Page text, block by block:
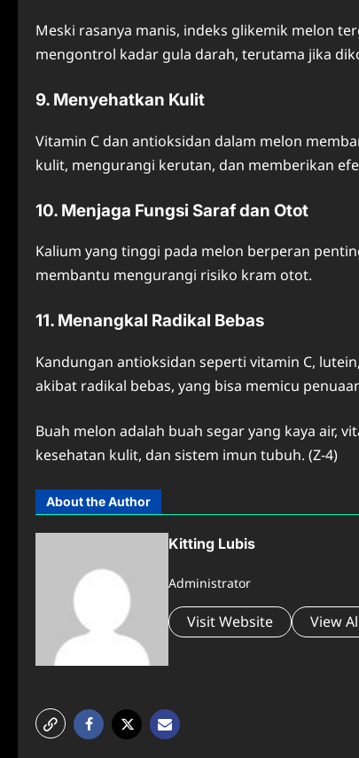
Meski rasanya manis, indeks glikemik melon
mengontrol kadar gula darah, terutama jika
9. Menyehatkan Kulit
Vitamin C dan antioksidan dalam melon
kulit, mengurangi kerutan, dan memberikan
10. Menjaga Fungsi Saraf dan Otot
Kalium yang tinggi pada melon berperan
membantu mengurangi risiko kram otot.
11. Menangkal Radikal Bebas
Kandungan antioksidan seperti vitamin C,
akibat radikal bebas, yang bisa memicu
Buah melon adalah buah segar yang kaya air,
kesehatan kulit, dan sistem imun tubuh. (Z-4)
About the Author
Kitting Lubis
Administrator
Visit Website View